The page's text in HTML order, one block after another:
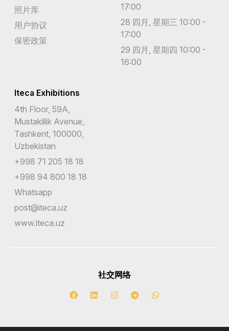
照片库
用户协议
保密政策
17:00
28 四月, 星期三 10:00 -
17:00
29 四月, 星期四 10:00 -
16:00
Iteca Exhibitions
4th Floor, 59A,
Mustakillik Avenue,
Tashkent, 100000,
Uzbekistan
+998 71 205 18 18
+998 94 800 18 18
Whatsapp
post@iteca.uz
www.iteca.uz
社交网络